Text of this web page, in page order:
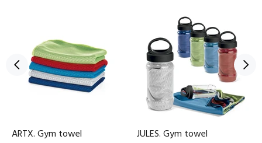
ARTX. Gym towel JULES. Gym towel